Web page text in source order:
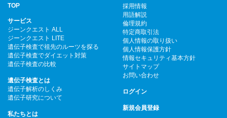
TOP
サービス
ジーンクエスト ALL
ジーンクエスト LITE
遺伝子検査で祖先のルーツを探る
遺伝子検査でダイエット対策
遺伝子検査の比較
遺伝子検査とは
遺伝子解析のしくみ
遺伝子研究について
私たちとは
採用情報
用語解説
倫理規約
特定商取引法
個人情報の取り扱い
個人情報保護方針
情報セキュリティ基本方針
サイトマップ
お問い合わせ
ログイン
新規会員登録